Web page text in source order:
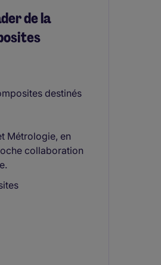
de la
destinés
Métrologie, en
collaboration